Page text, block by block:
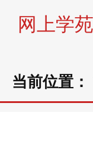
网上学苑
当前位置：